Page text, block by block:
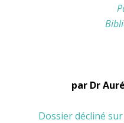
par Dr
Dossier décliné